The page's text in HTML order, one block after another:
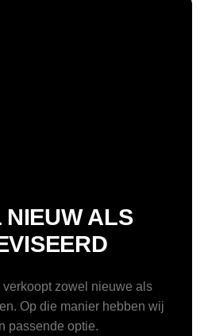
NIEUW ALS
verkoopt zowel nieuwe als
Op die manier hebben wij
passende optie.